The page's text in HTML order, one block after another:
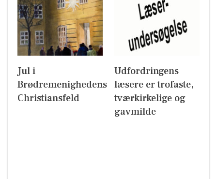
Jul i
Brødremenighedens
Christiansfeld
Udfordringens
læsere er trofaste,
tværkirkelige og
gavmilde